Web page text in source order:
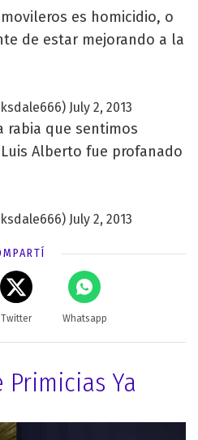
es homicidio, o
de estar mejorando a la
July 2, 2013
rabia que sentimos
Alberto fue profanado
July 2, 2013
Twitter Whatsapp
Primicias Ya